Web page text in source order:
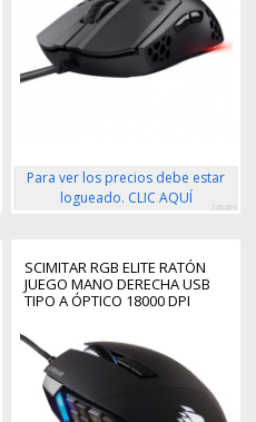
Para ver los precios debe estar
logueado. CLIC AQUÍ
249496
SCIMITAR RGB ELITE RATÓN
JUEGO MANO DERECHA USB
TIPO A ÓPTICO 18000 DPI